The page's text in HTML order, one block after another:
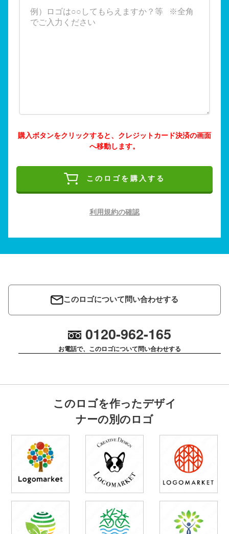
購入ボタンをクリックすると、クレジットカード決済の画面
へ移動します。
このロゴを購入する
利用規約の確認
このロゴについて問い合わせする
0120-962-165
お電話で、このロゴについて問い合わせする
このロゴを作ったデザイ
ナーの別のロゴ